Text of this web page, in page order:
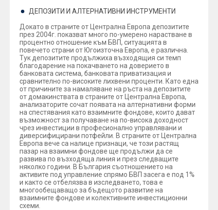
ДЕПОЗИТИ И АЛТЕРНАТИВНИ ИНСТРУМЕНТИ
Докато в страните от Централна Европа депозитите
през 2004г. показват много по-умерено нарастване в
процентно отношение към БВП, ситуацията в
повечето страни от Югоизточна Европа, е различна.
Тук депозитите продължиха възходящия си темп
благодарение на покачването на доверието в
банковата система, банковата приватизация и
сравнително по-високите лихвени проценти. Като една
от причините за намаляване на ръста на депозитите
от домакинствата в страните от Централна Европа,
анализаторите сочат появата на алтернативни форми
на спестявания като взаимните фондове, които дават
възможност за получаване на по-висока доходност
чрез инвестиции в професионално управлявани и
диверсифицирани потфейли. В страните от Централна
Европа вече са налице признаци, че този растящ
пазар на взаимни фондове ще продължи да се
развива по възходяща линия и през следващите
няколко години. В България съотношението на
активите под управление спрямо БВП засега е под 1%
и както се отбелязва в изследването, това е
многообещаващо за бъдещото развитие на
взаимните фондове и колективните инвестиционни
схеми.